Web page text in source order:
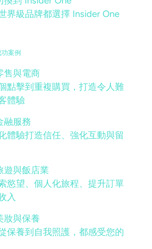
界級品牌都選擇 Insider One
功案例
售與電商
點擊到重複購買，打造令人難
體驗
融服務
體驗打造信任、強化互動與留
遊與飯店業
慾望、個人化旅程、提升訂單
入
妝與保養
保養到自我照護，都感受您的